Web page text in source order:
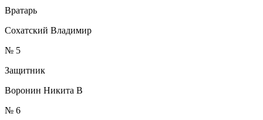
Вратарь
Сохатский Владимир
№ 5
Защитник
Воронин Никита В
№ 6